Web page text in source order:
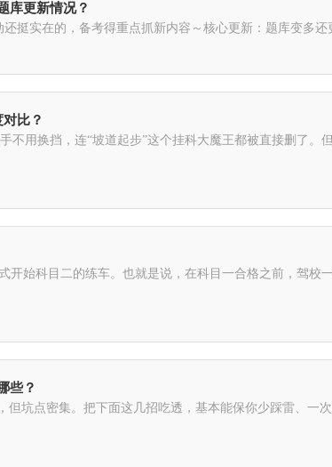
库更新情况？
挺实在的，备考得重点抓新内容～核心更新：题库变多
比？
不用换挡，连“坡道起步”这个挂科大魔王都被直接删了
始科目二的练车。也就是说，在科目一合格之前，驾校
些？
坑点密集。把下面这几招吃透，基本能保你少踩雷、一